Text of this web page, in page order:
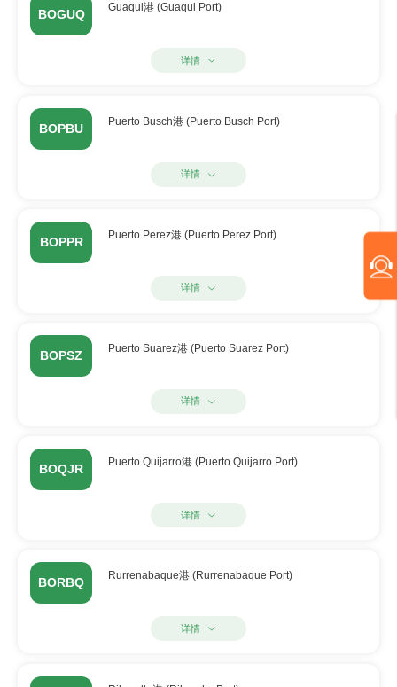
BOGUQ Guaqui港 (Guaqui Port)
详情
BOPBU Puerto Busch港 (Puerto Busch Port)
详情
BOPPR Puerto Perez港 (Puerto Perez Port)
详情
BOPSZ Puerto Suarez港 (Puerto Suarez Port)
详情
BOQJR Puerto Quijarro港 (Puerto Quijarro Port)
详情
BORBQ Rurrenabaque港 (Rurrenabaque Port)
详情